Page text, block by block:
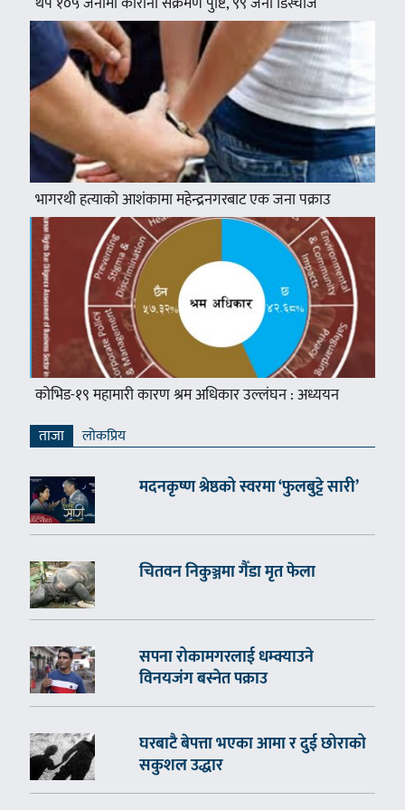
भागरथी हत्याको आशंकामा महेन्द्रनगरबाट एक जना पक्राउ
कोभिड-१९ महामारी कारण श्रम अधिकार उल्लंघन : अध्ययन
ताजा लाेकप्रिय
मदनकृष्ण श्रेष्ठको स्वरमा ‘फुलबुट्टे सारी’
चितवन निकुञ्जमा गैँडा मृत फेला
सपना रोकामगरलाई धम्क्याउने
विनयजंग बस्नेत पक्राउ
घरबाटै बेपत्ता भएका आमा र दुई छोराको
सकुशल उद्धार